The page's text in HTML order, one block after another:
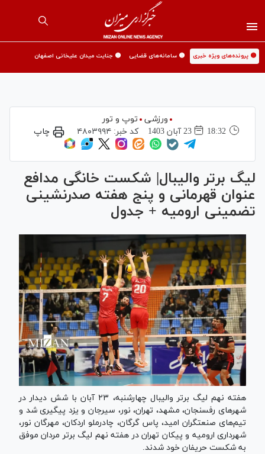
🟡 پرونده‌های ویژه خبری 🟡 سامانه‌های قضایی 🟡 جنایت میدان علیخانی اصفهان
ورزشی
توپ و تور
18:32
23 آبان 1403 کد خبر:۴۸۰۳۹۹۴ چاپ
لیگ برتر والیبال| شکست خانگی مدافع
عنوان قهرمانی و پنج هفته صدرنشینی
تضمینی ارومیه + جدول
هفته نهم لیگ برتر والیبال چهارشنبه، ۲۳ آبان با شش دیدار در
شهرهای رفسنجان، مشهد، تهران، نور، سیرجان و یزد پیگیری شد و
تیم‌های صنعتگران امید، پاس گرگان، چادرملو اردکان، مهرگان نور،
شهرداری ارومیه و پیکان تهران در هفته نهم لیگ برتر مردان موفق
به شکست حریفان خود شدند.